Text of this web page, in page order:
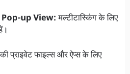
up View:मल्टीटास्किंग के लिए
प्राइवेट फाइल्स और ऐप्स के लिए